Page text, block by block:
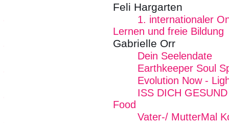
Feli Hargarten
1. internationaler
Lernen und freie Bildung
Gabrielle Orr
Dein Seelendate
Earthkeeper Soul
Evolution Now -
ISS DICH
Food
Vater-/ MutterMal